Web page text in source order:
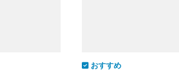
おすすめ